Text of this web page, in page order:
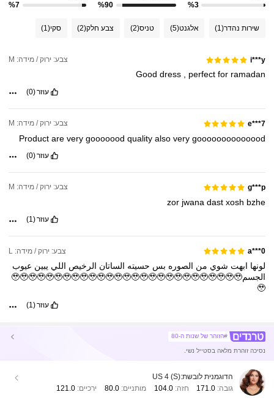
%3
%90
%7
שירות נהדר(1) אלגנט(5) טניס(2) צבע חלק(2) סקי(1)
i***y צבע: ירוק / מידה: M
Good dress , perfect for ramadan
עוזר(0)
e***7 צבע: ירוק / מידה: M
Product are very gooooood quality also very goooooooooooood
עוזר(0)
g***p צבע: ירוק / מידה: M
zor jwana dast xosh bzhe
עוזר(1)
a***0 צבע: ירוק / מידה: L
لونها ابهت شوي من الصوره بس حسيته الساتان الرخيص اللي يبين عيوب
الجسم🥹🥹🥹🥹🥹🥹🥹🥹🥹🥹🥹🥹🥹🥹🥹🥹🥹🥹🥹🥹🥹🥹🥹🥹🥹🥹🥹
🥹
עוזר(1)
#הזוהר של שנות ה-80
נסיכה זוהרת מלאה בסטייל נשי.
הדוגמנית לובשת:US 4 (S)
גובה: 171.0 חזה:104.0 מותניים: 80.0 ירכיים: 121.0